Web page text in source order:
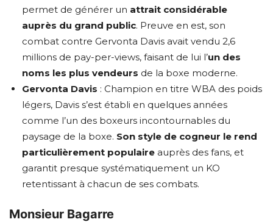
permet de générer un attrait considérable
auprès du grand public. Preuve en est, son
combat contre Gervonta Davis avait vendu 2,6
millions de pay-per-views, faisant de lui l’un des
noms les plus vendeurs de la boxe moderne.
Gervonta Davis : Champion en titre WBA des poids
légers, Davis s’est établi en quelques années
comme l’un des boxeurs incontournables du
paysage de la boxe. Son style de cogneur le rend
particulièrement populaire auprès des fans, et
garantit presque systématiquement un KO
retentissant à chacun de ses combats.
Monsieur Bagarre